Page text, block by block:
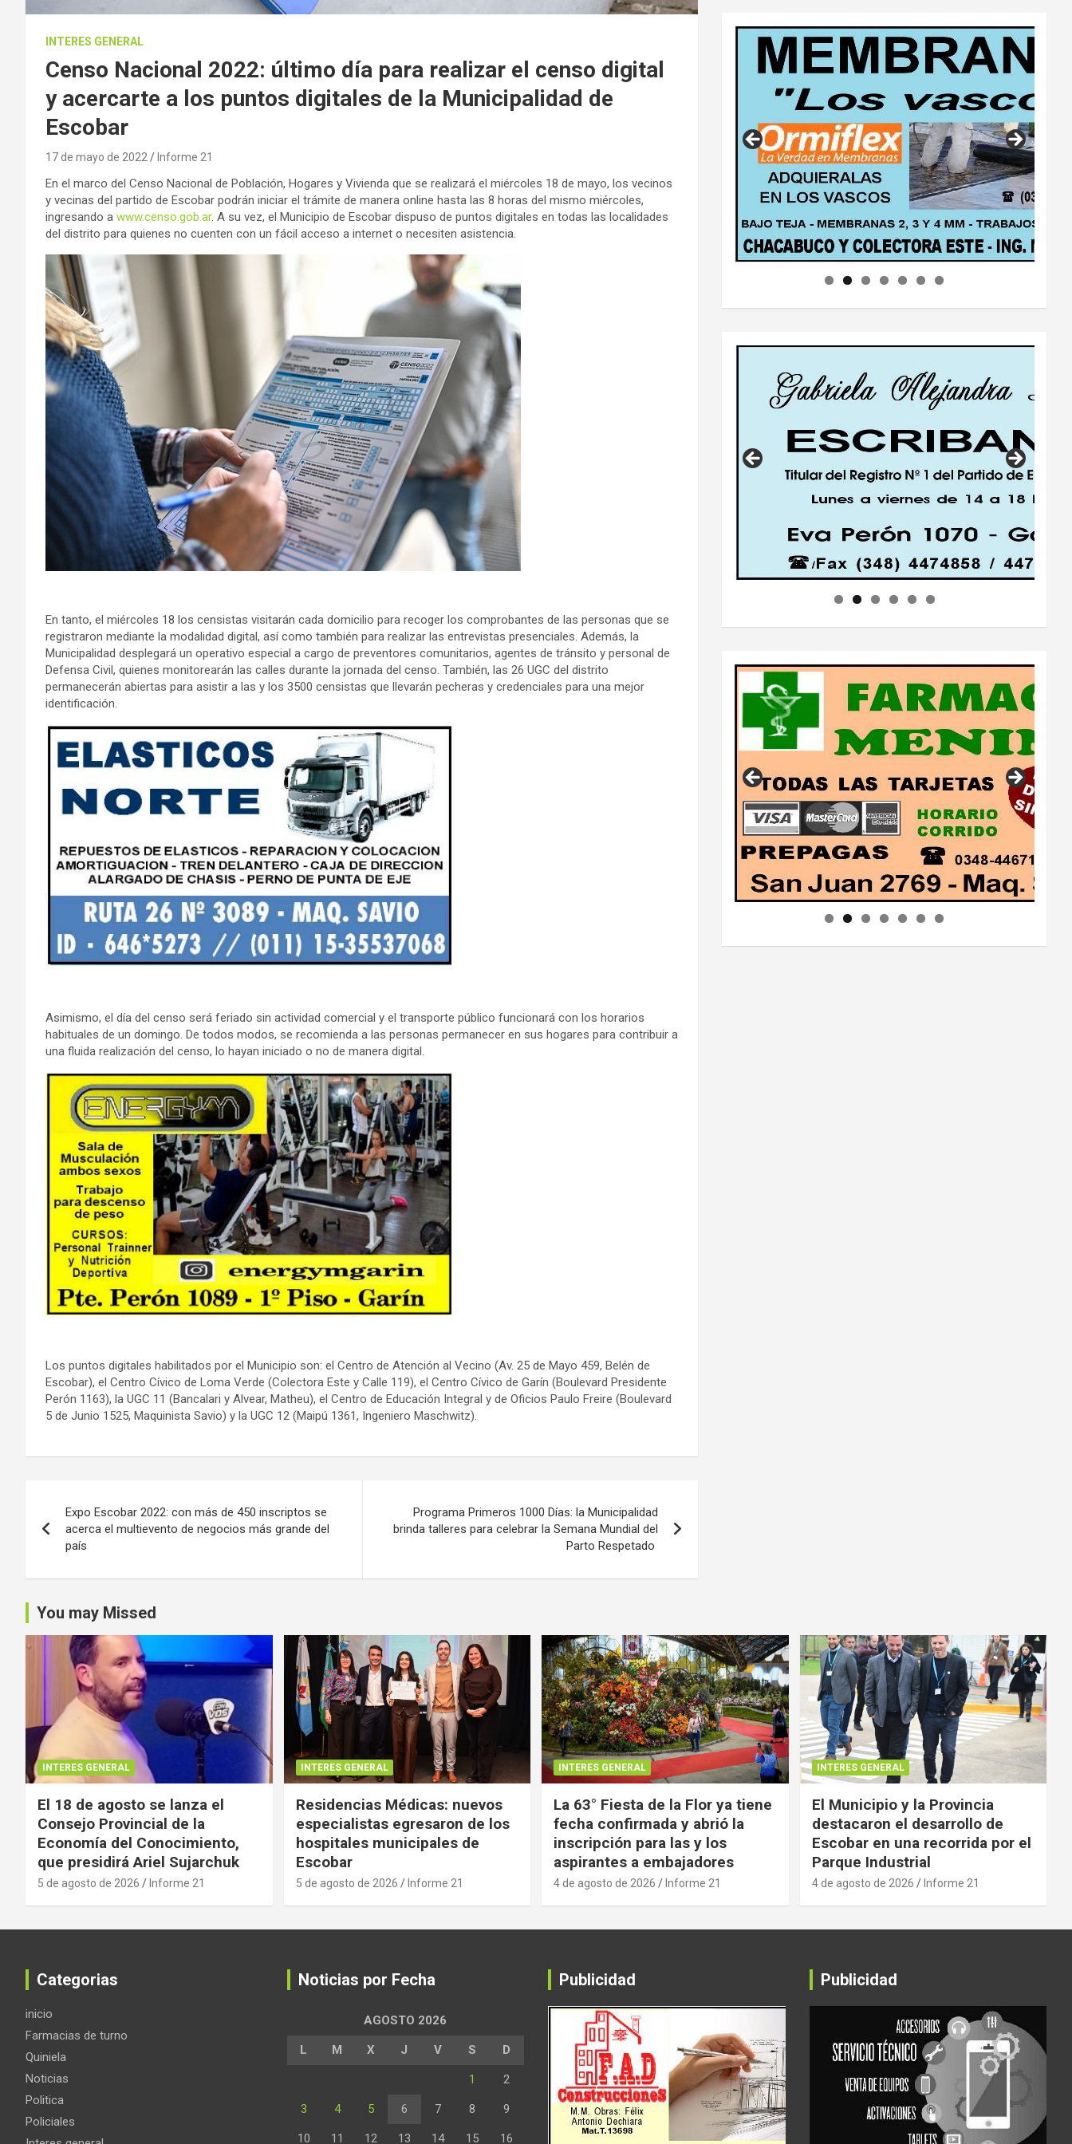
INTERES GENERAL
Censo Nacional 2022: último día para realizar el censo digital
y acercarte a los puntos digitales de la Municipalidad de
Escobar
17 de mayo de 2022 Informe 21
En el marco del Censo Nacional de Población, Hogares y Vivienda que se realizará el miércoles 18 de mayo, los vecinos
y vecinas del partido de Escobar podrán iniciar el trámite de manera online hasta las 8 horas del mismo miércoles,
ingresando a www.censo.gob.ar. A su vez, el Municipio de Escobar dispuso de puntos digitales en todas las localidades
del distrito para quienes no cuenten con un fácil acceso a internet o necesiten asistencia.
En tanto, el miércoles 18 los censistas visitarán cada domicilio para recoger los comprobantes de las personas que se
registraron mediante la modalidad digital, así como también para realizar las entrevistas presenciales. Además, la
Municipalidad desplegará un operativo especial a cargo de preventores comunitarios, agentes de tránsito y personal de
Defensa Civil, quienes monitorearán las calles durante la jornada del censo. También, las 26 UGC del distrito
permanecerán abiertas para asistir a las y los 3500 censistas que llevarán pecheras y credenciales para una mejor
identificación.
Asimismo, el día del censo será feriado sin actividad comercial y el transporte público funcionará con los horarios
habituales de un domingo. De todos modos, se recomienda a las personas permanecer en sus hogares para contribuir a
una fluida realización del censo, lo hayan iniciado o no de manera digital.
Los puntos digitales habilitados por el Municipio son: el Centro de Atención al Vecino (Av. 25 de Mayo 459, Belén de
Escobar), el Centro Cívico de Loma Verde (Colectora Este y Calle 119), el Centro Cívico de Garín (Boulevard Presidente
Perón 1163), la UGC 11 (Bancalari y Alvear, Matheu), el Centro de Educación Integral y de Oficios Paulo Freire (Boulevard
5 de Junio 1525, Maquinista Savio) y la UGC 12 (Maipú 1361, Ingeniero Maschwitz).
de
entradas
Expo Escobar 2022: con más de 450 inscriptos se
acerca el multievento de negocios más grande del
país
Programa Primeros 1000 Días: la Municipalidad
brinda talleres para celebrar la Semana Mundial del
Parto Respetado
You may Missed
INTERES GENERAL
El 18 de agosto se lanza el
Consejo Provincial de la
Economía del Conocimiento,
que presidirá Ariel Sujarchuk
5 de agosto de 2026 Informe 21
INTERES GENERAL
Residencias Médicas: nuevos
especialistas egresaron de los
hospitales municipales de
Escobar
5 de agosto de 2026 Informe 21
INTERES GENERAL
La 63° Fiesta de la Flor ya tiene
fecha confirmada y abrió la
inscripción para las y los
aspirantes a embajadores
4 de agosto de 2026 Informe 21
INTERES GENERAL
El Municipio y la Provincia
destacaron el desarrollo de
Escobar en una recorrida por el
Parque Industrial
4 de agosto de 2026 Informe 21
Categorias
inicio
Farmacias de turno
Quiniela
Noticias
Politica
Policiales
Noticias por Fecha
AGOSTO 2026
L M X J V S D
1 2
3 4 5 6 7 8 9
10 11 12 13 14 15 16
Publicidad Publicidad